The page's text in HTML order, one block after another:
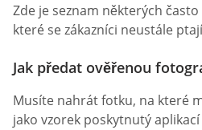
Zde je seznam některých
které se zákazníci neustále
Jak předat ověřenou
Musíte nahrát fotku, na které
jako vzorek poskytnutý